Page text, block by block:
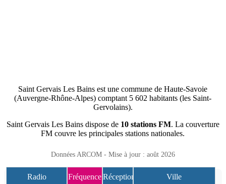
Saint Gervais Les Bains est une commune de Haute-Savoie
(Auvergne-Rhône-Alpes) comptant 5 602 habitants (les Saint-
Gervolains).
Saint Gervais Les Bains dispose de 10 stations FM. La couverture
FM couvre les principales stations nationales.
Données ARCOM - Mise à jour : août 2026
Radio FréquenceRéception Ville